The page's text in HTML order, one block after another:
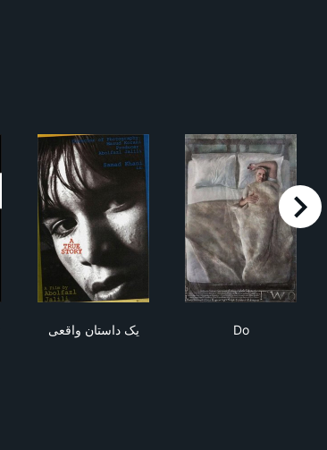
یک داستان واقعی
Do
right